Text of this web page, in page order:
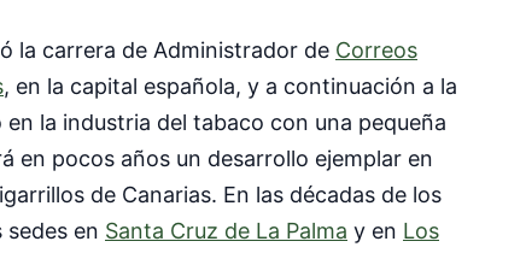
la carrera de Administrador de Correos
, en la capital española, y a continuación a la
en la industria del tabaco con una pequeña
en pocos años un desarrollo ejemplar en
de Canarias. En las décadas de los
en Santa Cruz de La Palma y en Los